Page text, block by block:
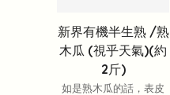
新界有機半生熟 /熟
木瓜 (視乎天氣)(約
2斤)
如是熟木瓜的話，表皮